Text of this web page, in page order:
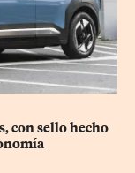
con sello hecho